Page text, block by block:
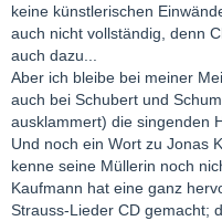
keine künstlerischen
auch nicht vollständig, denn
auch dazu...
Aber ich bleibe bei meiner
auch bei Schubert und
ausklammert) die singenden
Und noch ein Wort zu Jonas
kenne seine Müllerin noch
Kaufmann hat eine ganz
Strauss-Lieder CD gemacht;